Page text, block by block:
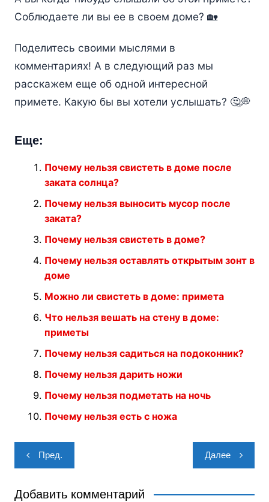
Соблюдаете ли вы ее в своем доме? 🏡
Поделитесь своими мыслями в
комментариях! А в следующий раз мы
расскажем еще об одной интересной
примете. Какую бы вы хотели услышать? 🤔💭
Еще:
Почему нельзя свистеть в доме после
заката солнца?
Почему нельзя выносить мусор после
заката?
Почему нельзя свистеть в доме?
Почему нельзя оставлять открытым зонт в
доме
Можно ли свистеть в доме: примета
Что нельзя вешать на стену в доме:
приметы
Почему нельзя садиться на подоконник?
Почему нельзя дарить ножи
Почему нельзя подметать на ночь
Почему нельзя есть с ножа
Навигация
по
записям
Пред. Далее
Добавить комментарий